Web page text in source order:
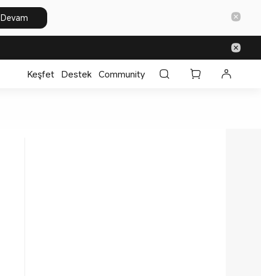
Devam
Keşfet Destek Community